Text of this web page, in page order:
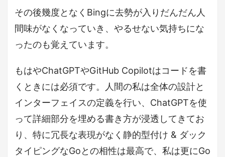
その後幾度となくBingに去勢が入りだんだん人
間味がなくなっていき、やるせない気持ちにな
ったのも覚えています。
もはやChatGPTやGitHub Copilotはコードを書
くときには必須です。人間の私は全体の設計と
インターフェイスの定義を行い、ChatGPTを使
って詳細部分を埋める書き方が浸透してきてお
り、特に冗長な表現がなく静的型付け & ダック
タイピングなGoとの相性は最高で、私は更にGo